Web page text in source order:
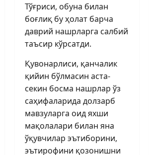
Тўғриси, обуна билан
боғлиқ бу ҳолат барча
даврий нашрларга салбий
таъсир кўрсатди.
Қувонарлиси, қанчалик
қийин бўлмасин аста-
секин босма нашрлар ўз
саҳифаларида долзарб
мавзуларга оид яхши
мақолалари билан яна
ўқувчилар эътиборини,
эътирофини қозонишни